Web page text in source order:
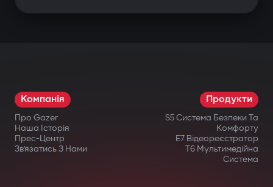
Компанія
Про Gazer
Наша Історія
Прес-Центр
Зв’язатись З Нами
Продукти
S5 Система Безпеки Та
Комфорту
E7 Відеореєстратор
T6 Мультимедійна
Система